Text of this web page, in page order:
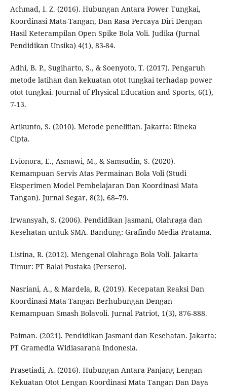
Achmad, I. Z. (2016). Hubungan Antara Power Tungkai,
Koordinasi Mata-Tangan, Dan Rasa Percaya Diri Dengan
Hasil Keterampilan Open Spike Bola Voli. Judika (Jurnal
Pendidikan Unsika) 4(1), 83-84.
Adhi, B. P., Sugiharto, S., & Soenyoto, T. (2017). Pengaruh
metode latihan dan kekuatan otot tungkai terhadap power
otot tungkai. Journal of Physical Education and Sports, 6(1),
7-13.
Arikunto, S. (2010). Metode penelitian. Jakarta: Rineka
Cipta.
Evionora, E., Asmawi, M., & Samsudin, S. (2020).
Kemampuan Servis Atas Permainan Bola Voli (Studi
Eksperimen Model Pembelajaran Dan Koordinasi Mata
Tangan). Jurnal Segar, 8(2), 68–79.
Irwansyah, S. (2006). Pendidikan Jasmani, Olahraga dan
Kesehatan untuk SMA. Bandung: Grafindo Media Pratama.
Listina, R. (2012). Mengenal Olahraga Bola Voli. Jakarta
Timur: PT Balai Pustaka (Persero).
Nasriani, A., & Mardela, R. (2019). Kecepatan Reaksi Dan
Koordinasi Mata-Tangan Berhubungan Dengan
Kemampuan Smash Bolavoli. Jurnal Patriot, 1(3), 876-888.
Paiman. (2021). Pendidikan Jasmani dan Kesehatan. Jakarta:
PT Gramedia Widiasarana Indonesia.
Prasetiadi, A. (2016). Hubungan Antara Panjang Lengan
Kekuatan Otot Lengan Koordinasi Mata Tangan Dan Daya